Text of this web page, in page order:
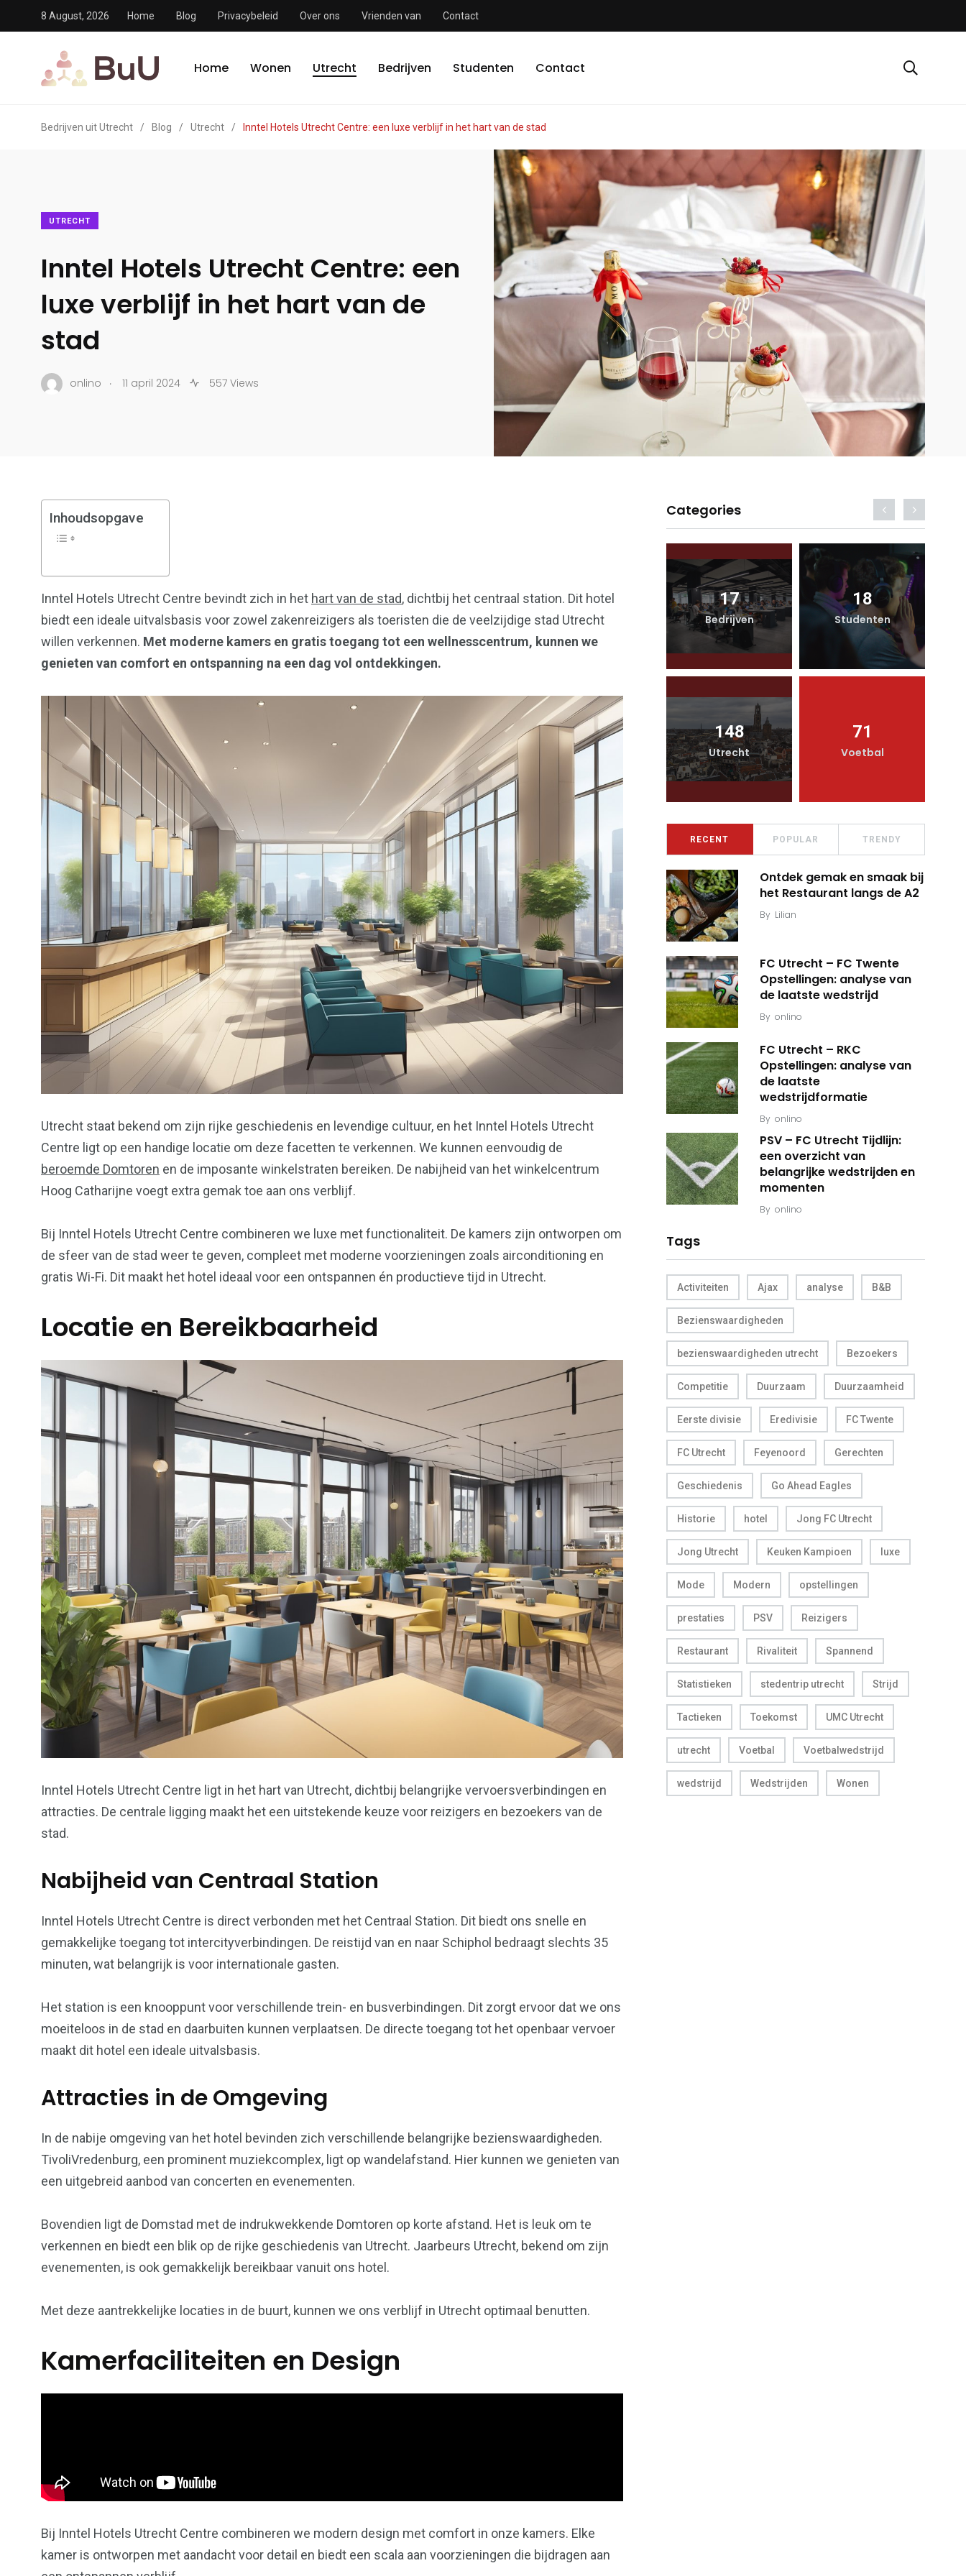
8 August, 2026 Home Blog Privacybeleid Over ons Vrienden van Contact
Home Wonen Utrecht Bedrijven Studenten Contact
Bedrijven uit Utrecht / Blog / Utrecht / Inntel Hotels Utrecht Centre: een luxe verblijf in het hart van de stad
UTRECHT
Inntel Hotels Utrecht Centre: een
luxe verblijf in het hart van de
stad
onlino . 11 april 2024 557 Views
Inhoudsopgave
Inntel Hotels Utrecht Centre bevindt zich in het hart van de stad, dichtbij het centraal station. Dit hotel
biedt een ideale uitvalsbasis voor zowel zakenreizigers als toeristen die de veelzijdige stad Utrecht
willen verkennen. Met moderne kamers en gratis toegang tot een wellnesscentrum, kunnen we
genieten van comfort en ontspanning na een dag vol ontdekkingen.
Utrecht staat bekend om zijn rijke geschiedenis en levendige cultuur, en het Inntel Hotels Utrecht
Centre ligt op een handige locatie om deze facetten te verkennen. We kunnen eenvoudig de
beroemde Domtoren en de imposante winkelstraten bereiken. De nabijheid van het winkelcentrum
Hoog Catharijne voegt extra gemak toe aan ons verblijf.
Bij Inntel Hotels Utrecht Centre combineren we luxe met functionaliteit. De kamers zijn ontworpen om
de sfeer van de stad weer te geven, compleet met moderne voorzieningen zoals airconditioning en
gratis Wi-Fi. Dit maakt het hotel ideaal voor een ontspannen én productieve tijd in Utrecht.
Locatie en Bereikbaarheid
Inntel Hotels Utrecht Centre ligt in het hart van Utrecht, dichtbij belangrijke vervoersverbindingen en
attracties. De centrale ligging maakt het een uitstekende keuze voor reizigers en bezoekers van de
stad.
Nabijheid van Centraal Station
Inntel Hotels Utrecht Centre is direct verbonden met het Centraal Station. Dit biedt ons snelle en
gemakkelijke toegang tot intercityverbindingen. De reistijd van en naar Schiphol bedraagt slechts 35
minuten, wat belangrijk is voor internationale gasten.
Het station is een knooppunt voor verschillende trein- en busverbindingen. Dit zorgt ervoor dat we ons
moeiteloos in de stad en daarbuiten kunnen verplaatsen. De directe toegang tot het openbaar vervoer
maakt dit hotel een ideale uitvalsbasis.
Attracties in de Omgeving
In de nabije omgeving van het hotel bevinden zich verschillende belangrijke bezienswaardigheden.
TivoliVredenburg, een prominent muziekcomplex, ligt op wandelafstand. Hier kunnen we genieten van
een uitgebreid aanbod van concerten en evenementen.
Bovendien ligt de Domstad met de indrukwekkende Domtoren op korte afstand. Het is leuk om te
verkennen en biedt een blik op de rijke geschiedenis van Utrecht. Jaarbeurs Utrecht, bekend om zijn
evenementen, is ook gemakkelijk bereikbaar vanuit ons hotel.
Met deze aantrekkelijke locaties in de buurt, kunnen we ons verblijf in Utrecht optimaal benutten.
Kamerfaciliteiten en Design
Bij Inntel Hotels Utrecht Centre combineren we modern design met comfort in onze kamers. Elke
kamer is ontworpen met aandacht voor detail en biedt een scala aan voorzieningen die bijdragen aan
Categories
17
Bedrijven
18
Studenten
148
Utrecht
36
Wonen
17
Bedrijven
18
Studenten
148
Utrecht
71
Voetbal
RECENT POPULAR TRENDY
Ontdek gemak en smaak bij
het Restaurant langs de A2
By Lilian
FC Utrecht – FC Twente
Opstellingen: analyse van
de laatste wedstrijd
By onlino
FC Utrecht – RKC
Opstellingen: analyse van
de laatste
wedstrijdformatie
By onlino
PSV – FC Utrecht Tijdlijn:
een overzicht van
belangrijke wedstrijden en
momenten
By onlino
Tags
Activiteiten Ajax analyse B&B
Bezienswaardigheden
bezienswaardigheden utrecht Bezoekers
Competitie Duurzaam Duurzaamheid
Eerste divisie Eredivisie FC Twente
FC Utrecht Feyenoord Gerechten
Geschiedenis Go Ahead Eagles
Historie hotel Jong FC Utrecht
Jong Utrecht Keuken Kampioen luxe
Mode Modern opstellingen
prestaties PSV Reizigers
Restaurant Rivaliteit Spannend
Statistieken stedentrip utrecht Strijd
Tactieken Toekomst UMC Utrecht
utrecht Voetbal Voetbalwedstrijd
wedstrijd Wedstrijden Wonen